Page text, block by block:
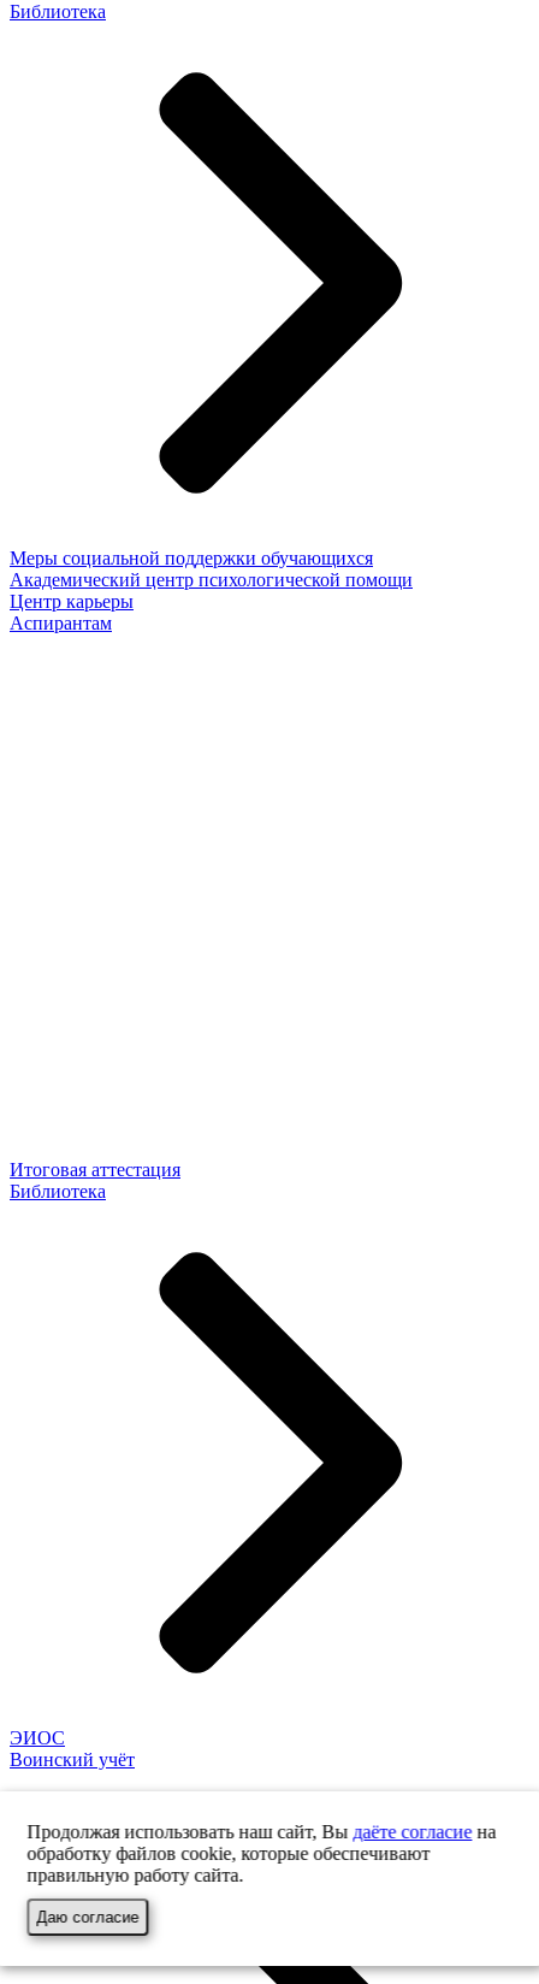
Библиотека
Меры социальной поддержки обучающихся
Академический центр психологической помощи
Центр карьеры
Аспирантам
Итоговая аттестация
Библиотека
ЭИОС
Воинский учёт
Продолжая использовать наш сайт, Вы даёте согласиена
обработку файлов cookie, которые обеспечивают
правильную работу сайта.
Даю согласие